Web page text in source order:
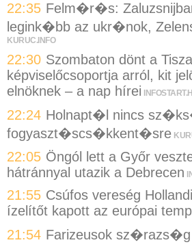
22:35 Felm�r�s:
legink�bb az ukr�nok,
KURUC.INFO
22:30 Szombaton dönt a
képviselőcsoportja arról, kit
elnöknek – a nap hírei
22:24 Holnapt�l nincs
fogyaszt�scs�kkent�sre
22:05 Öngól lett a Győr
hátránnyal utazik a Debrecen
21:55 Csúfos vereség
ízelítőt kapott az európai
21:54 Farizeusok